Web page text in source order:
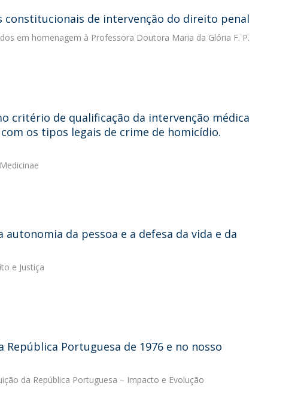
de intervenção do direito penal
em homenagem à Professora Doutora Maria da Glória F. P.
critério de qualificação da intervenção médica
os tipos legais de crime de homicídio.
da pessoa e a defesa da vida e da
e Justiça
Portuguesa de 1976 e no nosso
da República Portuguesa – Impacto e Evolução